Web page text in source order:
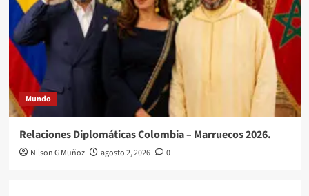
Mundo
Relaciones Diplomáticas Colombia – Marruecos 2026.
Nilson G Muñoz agosto 2, 2026 0